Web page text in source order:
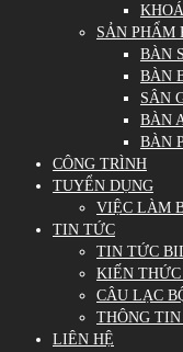
SẢN PHẨM
BÀN
BÀN
SÂN
BÀN
BÀN
CÔNG TRÌNH
TUYỂN DỤNG
VIỆC LÀM
TIN TỨC
TIN TỨC
KIẾN
CÂU LẠC
THÔNG
LIÊN HỆ